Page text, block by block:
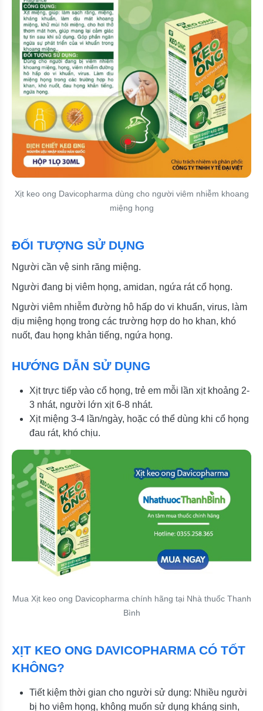
Xịt keo ong Davicopharma dùng cho người viêm nhiễm khoang
miệng họng
ĐỐI TƯỢNG SỬ DỤNG
Người cần vệ sinh răng miệng.
Người đang bị viêm họng, amidan, ngứa rát cổ họng.
Người viêm nhiễm đường hô hấp do vi khuẩn, virus, làm
dịu miệng họng trong các trường hợp do ho khan, khó
nuốt, đau họng khản tiếng, ngứa họng.
HƯỚNG DẪN SỬ DỤNG
Xịt trực tiếp vào cổ họng, trẻ em mỗi lần xịt khoảng 2-
3 nhát, người lớn xịt 6-8 nhát.
Xịt miệng 3-4 lần/ngày, hoặc có thể dùng khi cổ họng
đau rát, khó chịu.
Mua Xịt keo ong Davicopharma chính hãng tại Nhà thuốc Thanh
Bình
XỊT KEO ONG DAVICOPHARMA CÓ TỐT
KHÔNG?
Tiết kiệm thời gian cho người sử dụng: Nhiều người
bị ho viêm họng, không muốn sử dụng kháng sinh,